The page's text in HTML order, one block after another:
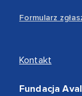
Formularz
Kontakt
Fundacja